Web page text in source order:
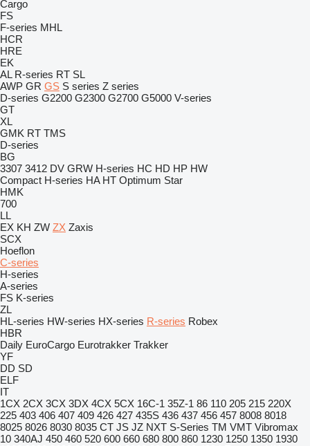
Cargo
FS
F-series MHL
HCR
HRE
EK
AL R-series RT SL
AWP GR GS S series Z series
D-series G2200 G2300 G2700 G5000 V-series
GT
XL
GMK RT TMS
D-series
BG
3307 3412 DV GRW H-series HC HD HP HW
Compact H-series HA HT Optimum Star
HMK
700
LL
EX KH ZW ZX Zaxis
SCX
Hoeflon
C-series
H-series
A-series
FS K-series
ZL
HL-series HW-series HX-series R-series Robex
HBR
Daily EuroCargo Eurotrakker Trakker
YF
DD SD
ELF
IT
1CX 2CX 3CX 3DX 4CX 5CX 16C-1 35Z-1 86 110 205 215 220X
225 403 406 407 409 426 427 435S 436 437 456 457 8008 8018
8025 8026 8030 8035 CT JS JZ NXT S-Series TM VMT Vibromax
10 340AJ 450 460 520 600 660 680 800 860 1230 1250 1350 1930